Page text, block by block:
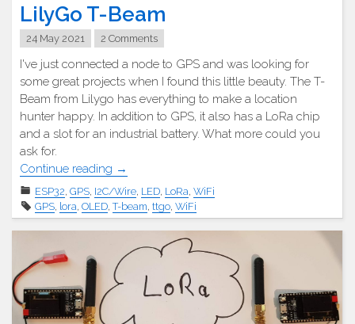
LilyGo T-Beam
24 May 2021 2 Comments
I've just connected a node to GPS and was looking for
some great projects when I found this little beauty. The T-
Beam from Lilygo has everything to make a location
hunter happy. In addition to GPS, it also has a LoRa chip
and a slot for an industrial battery. What more could you
ask for.
Continue reading "LilyGo
T-
Beam"
→
ESP32, GPS, I2C/Wire, LED, LoRa, WiFi
GPS, lora, OLED,T-beam, ttgo, WiFi